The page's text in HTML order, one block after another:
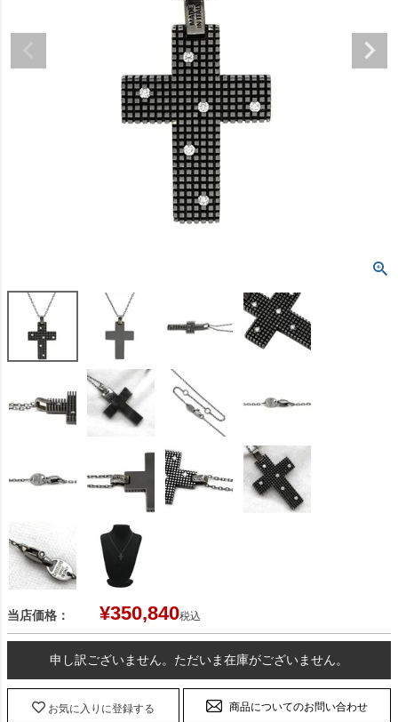
当店価格： ¥350,840税込
申し訳ございません。ただいま在庫がございません。
お気に入りに登録する 商品についてのお問い合わせ